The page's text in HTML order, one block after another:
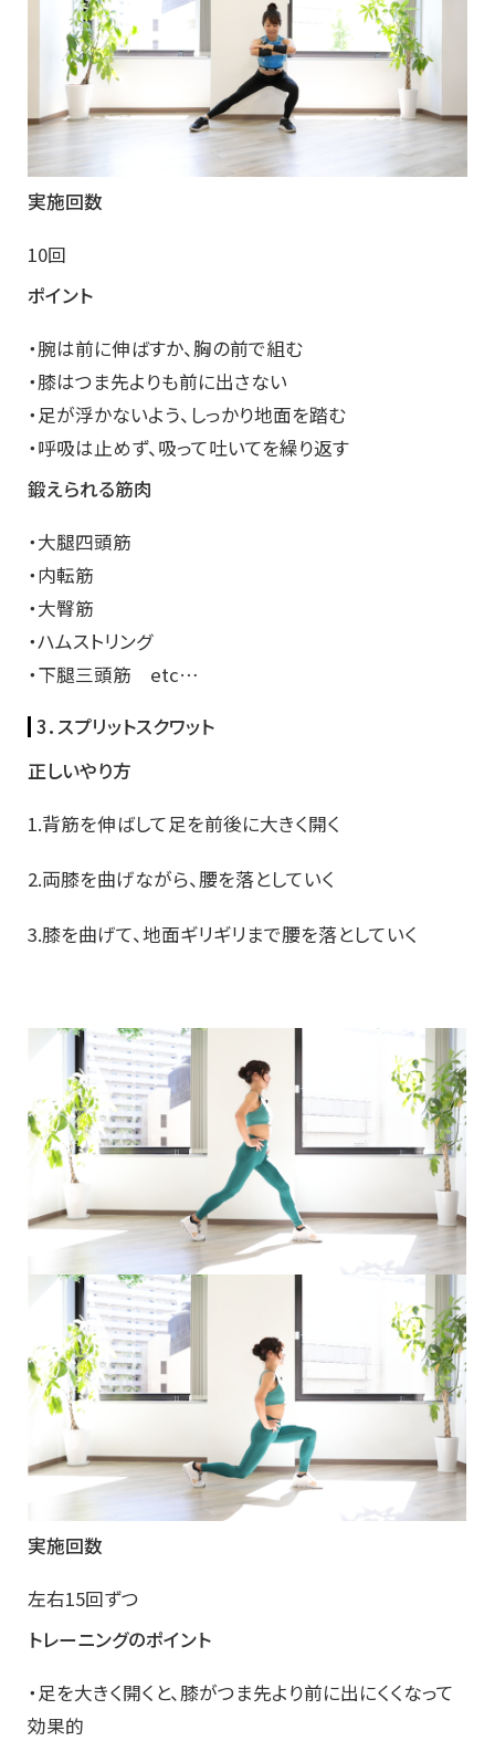
実施回数
10回
ポイント
・腕は前に伸ばすか、胸の前で組む
・膝はつま先よりも前に出さない
・足が浮かないよう、しっかり地面を踏む
・呼吸は止めず、吸って吐いてを繰り返す
鍛えられる筋肉
・大腿四頭筋
・内転筋
・大臀筋
・ハムストリング
・下腿三頭筋 etc…
3．スプリットスクワット
正しいやり方
1.背筋を伸ばして足を前後に大きく開く
2.両膝を曲げながら、腰を落としていく
3.膝を曲げて、地面ギリギリまで腰を落としていく
実施回数
左右15回ずつ
トレーニングのポイント
・足を大きく開くと、膝がつま先より前に出にくくなって
効果的